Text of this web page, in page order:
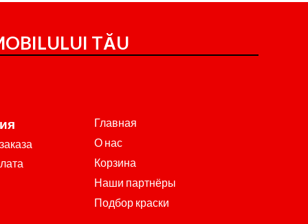
TĂU
Главная
О нас
Корзина
Наши партнёры
Подбор краски